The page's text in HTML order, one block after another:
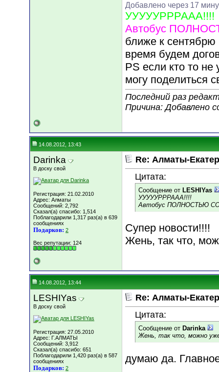
Добавлено через 17
УУУУУРРРААА!!!!
Автобус
ближе к
время будем
PS если кто то не
могу поделиться
Последний раз
Причина: Добавлено
14.08.2012, 13:43
Darinka
В доску свой
Регистрация: 21.02.2010
Адрес: Алматы
Сообщений: 2,792
Сказал(а) спасибо: 1,514
Поблагодарили 1,317 раз(а) в 639
сообщениях
Подарков: 2
Вес репутации: 124
Re: Алматы-
Цитата:
Сообщение от LESHIYas
УУУУУРРРААА!!!!
Автобус ПОЛНОСТЬЮ
Супер новости!!!!
Жень, так что,
14.08.2012, 13:44
LESHIYas
В доску свой
Регистрация: 27.05.2010
Адрес: Г.АЛМАТЫ
Сообщений: 3,912
Сказал(а) спасибо: 651
Поблагодарили 1,420 раз(а) в 587
сообщениях
Подарков: 2
Re: Алматы-
Цитата:
Сообщение от Darinka
Жень, так что, можно
думаю да.